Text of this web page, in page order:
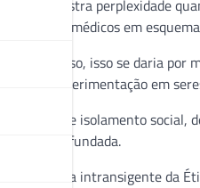
registra perplexidade
de médicos em
em curso, isso se daria
experimentação em
medidas de isolamento
e aprofundada.
defensora intransigente da